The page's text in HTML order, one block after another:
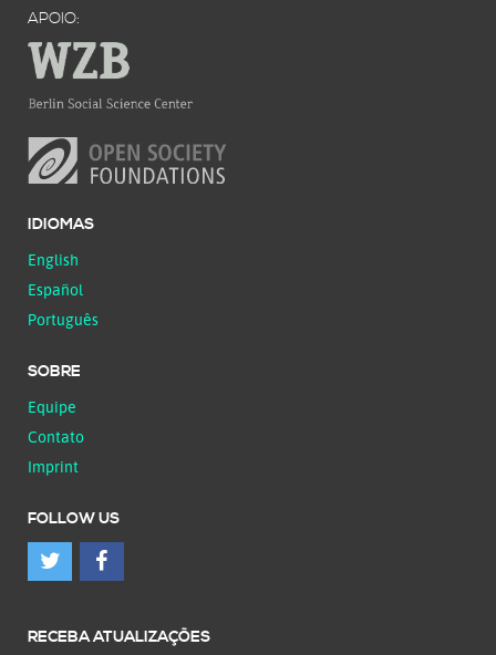
APOIO:
IDIOMAS
English
Español
Português
SOBRE
Equipe
Contato
Imprint
FOLLOW US
RECEBA ATUALIZAÇÕES